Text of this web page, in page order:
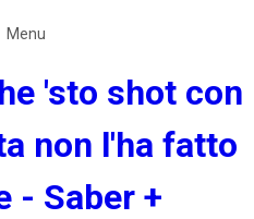
Menu
'sto shot con
non l'ha fatto
- Saber +